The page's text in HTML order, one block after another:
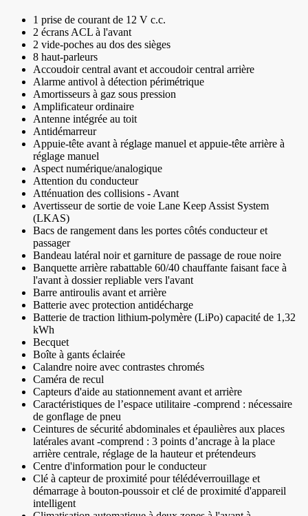
1 prise de courant de 12 V c.c.
2 écrans ACL à l'avant
2 vide-poches au dos des sièges
8 haut-parleurs
Accoudoir central avant et accoudoir central arrière
Alarme antivol à détection périmétrique
Amortisseurs à gaz sous pression
Amplificateur ordinaire
Antenne intégrée au toit
Antidémarreur
Appuie-tête avant à réglage manuel et appuie-tête arrière à
réglage manuel
Aspect numérique/analogique
Attention du conducteur
Atténuation des collisions - Avant
Avertisseur de sortie de voie Lane Keep Assist System
(LKAS)
Bacs de rangement dans les portes côtés conducteur et
passager
Bandeau latéral noir et garniture de passage de roue noire
Banquette arrière rabattable 60/40 chauffante faisant face à
l'avant à dossier repliable vers l'avant
Barre antiroulis avant et arrière
Batterie avec protection antidécharge
Batterie de traction lithium-polymère (LiPo) capacité de 1,32
kWh
Becquet
Boîte à gants éclairée
Calandre noire avec contrastes chromés
Caméra de recul
Capteurs d'aide au stationnement avant et arrière
Caractéristiques de l’espace utilitaire -comprend : nécessaire
de gonflage de pneu
Ceintures de sécurité abdominales et épaulières aux places
latérales avant -comprend : 3 points d’ancrage à la place
arrière centrale, réglage de la hauteur et prétendeurs
Centre d'information pour le conducteur
Clé à capteur de proximité pour télédéverrouillage et
démarrage à bouton-poussoir et clé de proximité d'appareil
intelligent